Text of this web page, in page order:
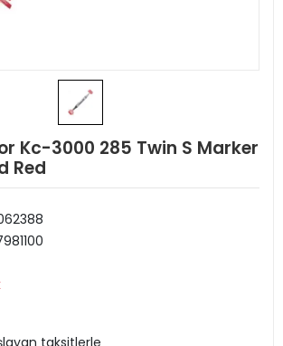
Kc-3000 285 Twin S Marker
Red
taksitlerle